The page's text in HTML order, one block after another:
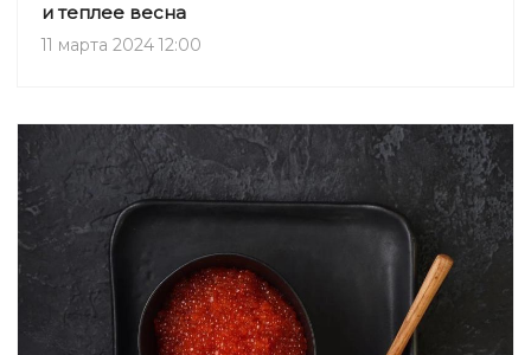
и теплее весна
11 марта 2024 12:00